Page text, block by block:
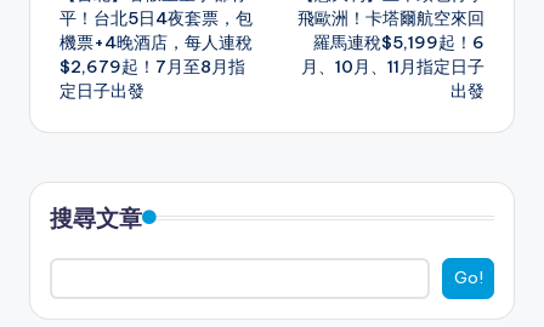
A
p
p
d
s
a
t
e
n
er
b
o
k
a
m
平！台北5日4夜套票，包
機票+4晚酒店，每人連稅
$2,679起！7月至8月指
定日子出發
飛歐洲！卡塔爾航空來回
羅馬連稅$5,199起！6
月、10月、11月指定日子
出發
搜尋文章
Go!